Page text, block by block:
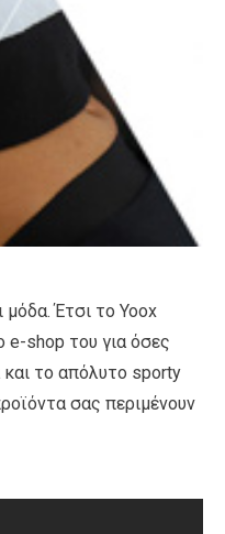
μόδα. Έτσι το Yoox
e-shop του για όσες
το απόλυτο sporty
σας περιμένουν